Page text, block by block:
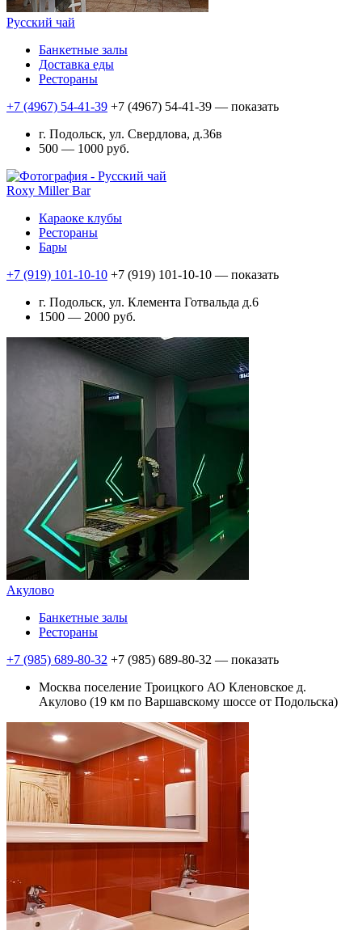
Русский чай
Банкетные залы
Доставка еды
Рестораны
+7 (4967) 54-41-39 +7 (4967) 54-41-39 — показать
г. Подольск, ул. Свердлова, д.36в
500 — 1000 руб.
Roxy Miller Bar
Караоке клубы
Рестораны
Бары
+7 (919) 101-10-10 +7 (919) 101-10-10 — показать
г. Подольск, ул. Клемента Готвальда д.6
1500 — 2000 руб.
Акулово
Банкетные залы
Рестораны
+7 (985) 689-80-32 +7 (985) 689-80-32 — показать
Москва поселение Троицкого АО Клeновское д.
Акулово (19 км по Варшавскому шоссе от Подольска)